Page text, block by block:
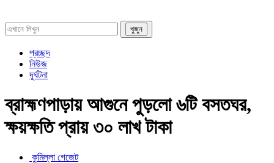
প্রচ্ছদ
নিউজ
দূর্ঘটনা
ব্রাহ্মণপাড়ায় আগুনে পুড়লো ৬টি বসতঘর,
ক্ষয়ক্ষতি প্রায় ৩০ লাখ টাকা
কুমিল্লা গেজেট